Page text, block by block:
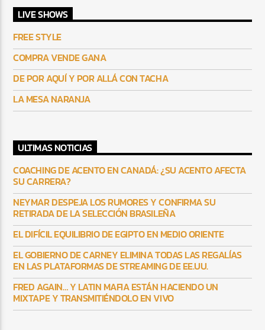
LIVE SHOWS
FREE STYLE
COMPRA VENDE GANA
DE POR AQUÍ Y POR ALLÁ CON TACHA
LA MESA NARANJA
ULTIMAS NOTICIAS
COACHING DE ACENTO EN CANADÁ: ¿SU ACENTO AFECTA
SU CARRERA?
NEYMAR DESPEJA LOS RUMORES Y CONFIRMA SU
RETIRADA DE LA SELECCIÓN BRASILEÑA
EL DIFÍCIL EQUILIBRIO DE EGIPTO EN MEDIO ORIENTE
EL GOBIERNO DE CARNEY ELIMINA TODAS LAS REGALÍAS
EN LAS PLATAFORMAS DE STREAMING DE EE.UU.
FRED AGAIN… Y LATIN MAFIA ESTÁN HACIENDO UN
MIXTAPE Y TRANSMITIÉNDOLO EN VIVO